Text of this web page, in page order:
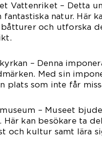
Vattenriket – Detta
natur. Här
och utforska
– Denna
Med sin
plats som inte får
– Museet
Här kan besökare ta
och kultur samt lära